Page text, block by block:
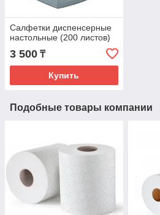
Салфетки диспенсерные
настольные (200 листов)
3 500 ₸
Купить
Подобные товары компании